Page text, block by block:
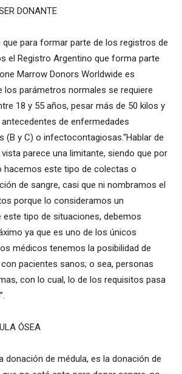
DONANTE
que para formar parte de los registros de
el Registro Argentino que forma parte
Marrow Donors Worldwide es
los parámetros normales se requiere
18 y 55 años, pesar más de 50 kilos y
de enfermedades
(B y C) o infectocontagiosas.“Hablar de
parece una limitante, siendo que por
hacemos este tipo de colectas o
de sangre, casi que ni nombramos el
porque lo consideramos un
este tipo de situaciones, debemos
ya que es uno de los únicos
médicos tenemos la posibilidad de
pacientes sanos; o sea, personas
con lo cual, lo de los requisitos pasa
ÓSEA
donación de médula, es la donación de